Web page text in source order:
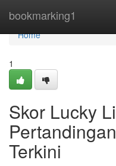
bookmarking1
Home
Home
1
Skor Lucky
Terkini